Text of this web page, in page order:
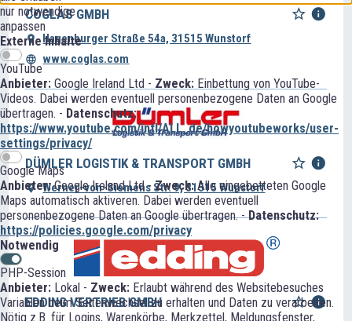
nur notwendige
anpassen
Externe Inhalte
YouTube
Anbieter: Google Ireland Ltd - Zweck: Einbettung von YouTube-
Videos. Dabei werden eventuell personenbezogene Daten an Google
übertragen. - Datenschutz:
https://www.youtube.com/intl/ALL_de/howyoutubeworks/user-
settings/privacy/
Google Maps
Anbieter:Google Ireland Ltd -Zweck:Alle eingebetteten Google
Maps automatisch aktiveren. Dabei werden eventuell
personenbezogene Daten an Google übertragen. -Datenschutz:
https://policies.google.com/privacy
Notwendig
PHP-Session
Anbieter: Lokal - Zweck: Erlaubt während des Websitebesuches
Variablen beim Seitenwechsel zu erhalten und Daten zu verarbeiten.
Nötig z.B. für Logins, Warenkörbe, Merkzettel, Meldungsfenster,
COGLAS GMBH
Hagenburger Straße 54a, 31515 Wunstorf
www.coglas.com
DÜMLER LOGISTIK & TRANSPORT GMBH
Werner-von-Siemens Str. 9, 31515 Wunstorf
EDDING VERTRIEB GMBH